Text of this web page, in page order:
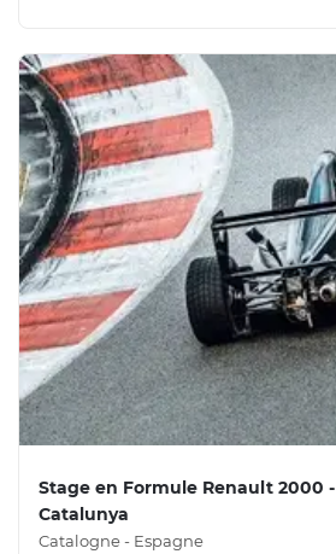
Stage en Formule Renault 2000
Catalunya
Catalogne - Espagne